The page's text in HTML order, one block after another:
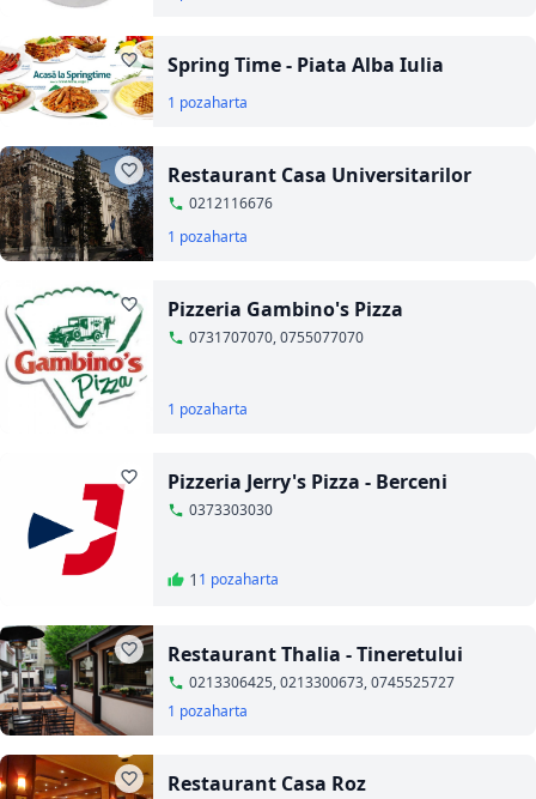
Spring Time - Piata Alba Iulia
1 pozaharta
Restaurant Casa Universitarilor
0212116676
1 pozaharta
Pizzeria Gambino's Pizza
0731707070, 0755077070
1 pozaharta
Pizzeria Jerry's Pizza - Berceni
0373303030
1 1 pozaharta
Restaurant Thalia - Tineretului
0213306425, 0213300673, 0745525727
1 pozaharta
Restaurant Casa Roz